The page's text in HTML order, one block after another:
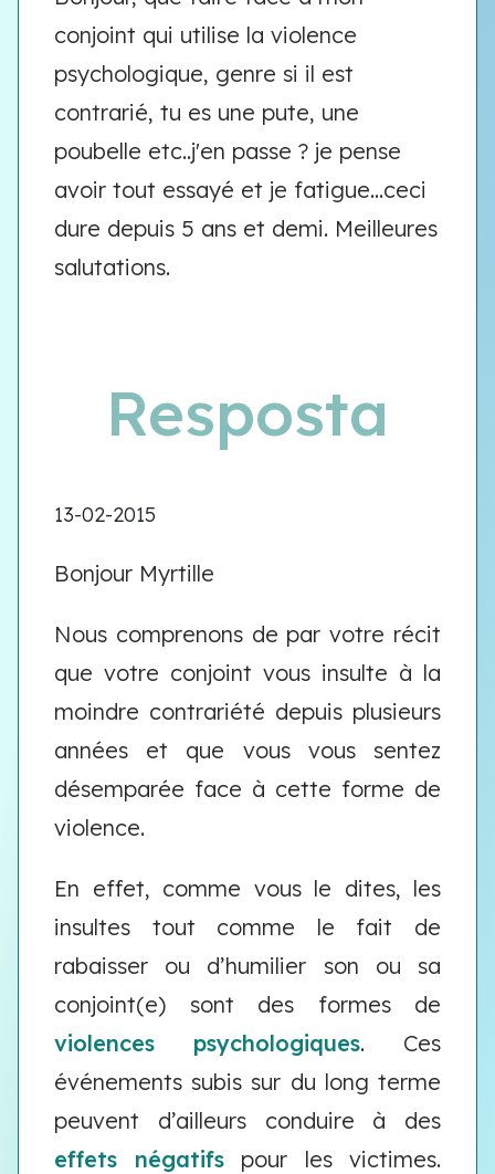
conjoint qui utilise la violence
psychologique, genre si il est
contrarié, tu es une pute, une
poubelle etc..j'en passe ? je pense
avoir tout essayé et je fatigue...ceci
dure depuis 5 ans et demi. Meilleures
salutations.
Resposta
13-02-2015
Bonjour Myrtille
Nous comprenons de par votre récit
que votre conjoint vous insulte à la
moindre contrariété depuis plusieurs
années et que vous vous sentez
désemparée face à cette forme de
violence.
En effet, comme vous le dites, les
insultes tout comme le fait de
rabaisser ou d’humilier son ou sa
conjoint(e) sont des formes de
violences psychologiques. Ces
événements subis sur du long terme
peuvent d’ailleurs conduire à des
effets négatifspour les victimes.